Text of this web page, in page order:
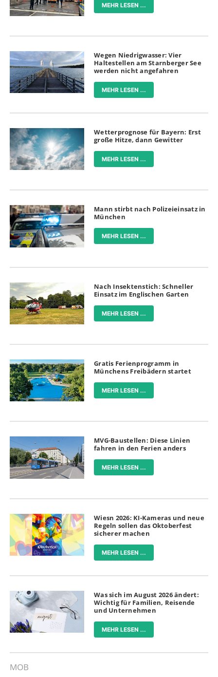
MEHR LESEN ...
Wegen Niedrigwasser: Vier
Haltestellen am Starnberger See
werden nicht angefahren
MEHR LESEN ...
Wetterprognose für Bayern: Erst
große Hitze, dann Gewitter
MEHR LESEN ...
Mann stirbt nach Polizeieinsatz in
München
MEHR LESEN ...
Nach Insektenstich: Schneller
Einsatz im Englischen Garten
MEHR LESEN ...
Gratis Ferienprogramm in
Münchens Freibädern startet
MEHR LESEN ...
MVG-Baustellen: Diese Linien
fahren in den Ferien anders
MEHR LESEN ...
Wiesn 2026: KI-Kameras und neue
Regeln sollen das Oktoberfest
sicherer machen
MEHR LESEN ...
Was sich im August 2026 ändert:
Wichtig für Familien, Reisende
und Unternehmen
MEHR LESEN ...
MOB